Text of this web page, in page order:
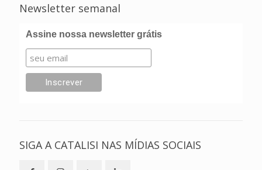
Newsletter semanal
Assine nossa newsletter grátis
SIGA A CATALISI NAS MÍDIAS SOCIAIS